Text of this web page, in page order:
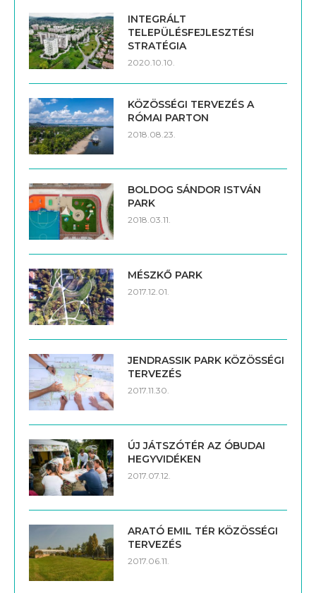
INTEGRÁLT
TELEPÜLÉSFEJLESZTÉSI
STRATÉGIA
2020.10.10.
KÖZÖSSÉGI TERVEZÉS A
RÓMAI PARTON
2018.08.23.
BOLDOG SÁNDOR ISTVÁN
PARK
2018.03.11.
MÉSZKŐ PARK
2017.12.01.
JENDRASSIK PARK KÖZÖSSÉGI
TERVEZÉS
2017.11.30.
ÚJ JÁTSZÓTÉR AZ ÓBUDAI
HEGYVIDÉKEN
2017.07.12.
ARATÓ EMIL TÉR KÖZÖSSÉGI
TERVEZÉS
2017.06.11.